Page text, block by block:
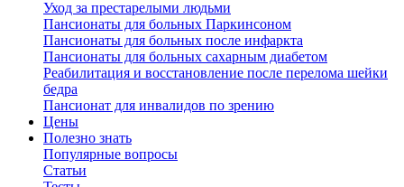
Уход за престарелыми людьми
Пансионаты для больных Паркинсоном
Пансионаты для больных после инфаркта
Пансионаты для больных сахарным диабетом
Реабилитация и восстановление после перелома шейки
бедра
Пансионат для инвалидов по зрению
Цены
Полезно знать
Популярные вопросы
Статьи